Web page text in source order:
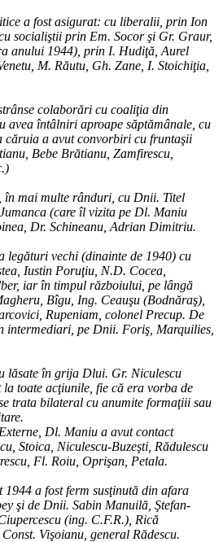
a fost asigurat: cu liberalii, prin Ion
socialiştii prin Em. Socor şi Gr. Graur,
anului 1944), prin I. Hudiţă, Aurel
M. Răutu, Gh. Zane, I. Stoichiţia,
colaborări cu coaliţia din
avea întâlniri aproape săptămânale, cu
a avut convorbiri cu fruntaşii
Bebe Brătianu, Zamfirescu,
în mai multe rânduri, cu Dnii. Titel
(care îl vizita pe Dl. Maniu
Dr. Schineanu, Adrian Dimitriu.
legături vechi (dinainte de 1940) cu
Iustin Poruţiu, N.D. Cocea,
iar în timpul războiului, pe lângă
Bîgu, Ing. Ceauşu (Bodnăraş),
Rupeniam, colonel Precup. De
intermediari, pe Dnii. Foriş, Marquilies,
lăsate în grija Dlui. Gr. Niculescu
la toate acţiunile, fie că era vorba de
trata bilateral cu anumite formaţiii sau
Dl. Maniu a avut contact
Stoica, Niculescu-Buzeşti, Rădulescu
Fl. Roiu, Oprişan, Petala.
1944 a fost ferm susţinută din afara
şi de Dnii. Sabin Manuilă, Ştefan-
(ing. C.F.R.), Rică
Vişoianu, general Rădescu.